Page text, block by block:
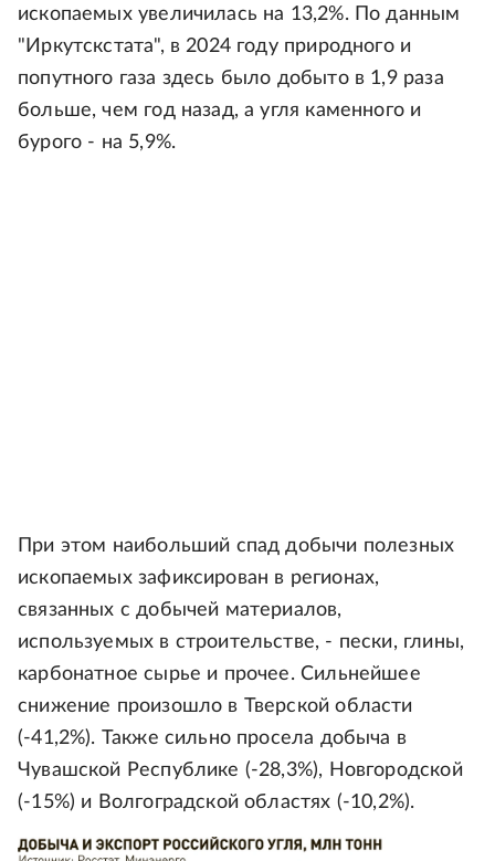
ископаемых увеличилась на 13,2%. По данным
"Иркутскстата", в 2024 году природного и
попутного газа здесь было добыто в 1,9 раза
больше, чем год назад, а угля каменного и
бурого - на 5,9%.
При этом наибольший спад добычи полезных
ископаемых зафиксирован в регионах,
связанных с добычей материалов,
используемых в строительстве, - пески, глины,
карбонатное сырье и прочее. Сильнейшее
снижение произошло в Тверской области
(-41,2%). Также сильно просела добыча в
Чувашской Республике (-28,3%), Новгородской
(-15%) и Волгоградской областях (-10,2%).